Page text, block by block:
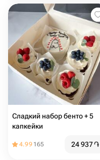
Сладкий набор бенто + 5
капкейки
4.99 165 24 937֏